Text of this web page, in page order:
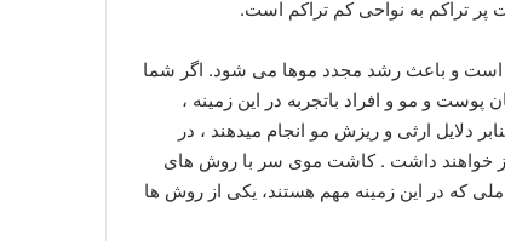
تراکم به نواحی کم تراکم است.
است و باعث رشد مجدد موها می شود. اگر شما
و مو و افراد باتجربه در این زمینه ،
دلایل ارثی و ریزش مو انجام میدهند ، در
نیز خواهند داشت . کاشت موی سر با روش های
که در این زمینه مهم هستند، یکی از روش ها